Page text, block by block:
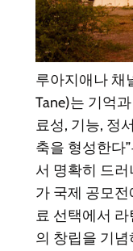
루아지애나 채
Tane)는 기억
료성, 기능, 정
축을 형성한다
서 명확히 드
가 국제 공모
료 선택에서
의 창립을 기